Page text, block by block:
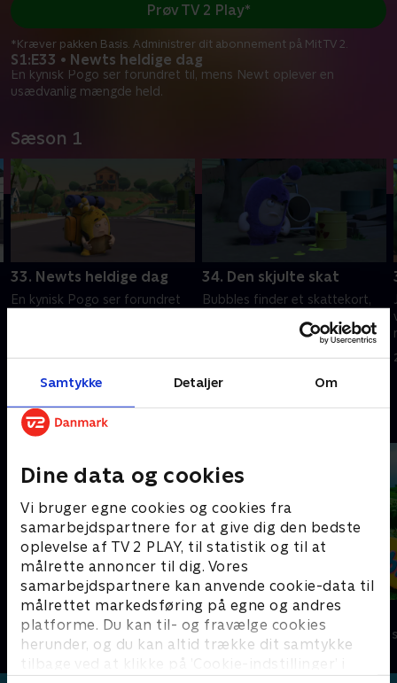
Samtykke Detaljer Om
Dine data og cookies
Vi bruger egne cookies og cookies fra
samarbejdspartnere for at give dig den bedste
oplevelse af TV 2 PLAY, til statistik og til at
målrette annoncer til dig. Vores
samarbejdspartnere kan anvende cookie-data til
målrettet markedsføring på egne og andres
platforme. Du kan til- og fravælge cookies
herunder, og du kan altid trække dit samtykke
tilbage ved at klikke på ’Cookie-indstillinger’ i
S1:E33 • Newts heldige dag
En kynisk Pogo ser forundret til, mens Newt oplever en
usædvanlig mængde held.
Prøv TV 2 Play*
*Kræver pakken Basis. Administrer dit abonnement på Mit TV 2.
Sæson 1
33. Newts heldige dag
En kynisk Pogo ser forundret
2. august 2025 • 7 min
34. Den skjulte skat
Bubbles finder et skattekort,
2. august 2025 • 7 min
Andre så også
Minibods
Børneserier • 1 sæsoner
Teletubbies
Børneserier • 2